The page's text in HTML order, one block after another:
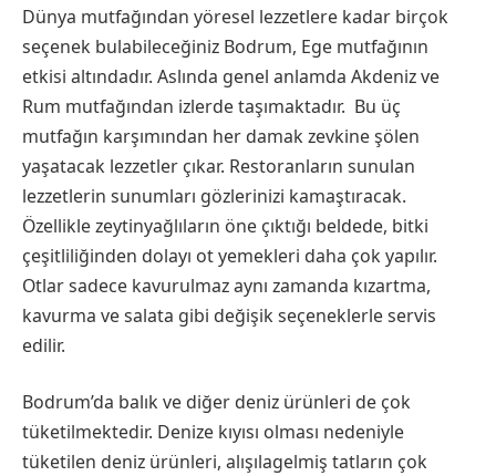
Dünya mutfağından yöresel lezzetlere kadar birçok
seçenek bulabileceğiniz Bodrum, Ege mutfağının
etkisi altındadır. Aslında genel anlamda Akdeniz ve
Rum mutfağından izlerde taşımaktadır. Bu üç
mutfağın karşımından her damak zevkine şölen
yaşatacak lezzetler çıkar. Restoranların sunulan
lezzetlerin sunumları gözlerinizi kamaştıracak.
Özellikle zeytinyağlıların öne çıktığı beldede, bitki
çeşitliliğinden dolayı ot yemekleri daha çok yapılır.
Otlar sadece kavurulmaz aynı zamanda kızartma,
kavurma ve salata gibi değişik seçeneklerle servis
edilir.
Bodrum’da balık ve diğer deniz ürünleri de çok
tüketilmektedir. Denize kıyısı olması nedeniyle
tüketilen deniz ürünleri, alışılagelmiş tatların çok